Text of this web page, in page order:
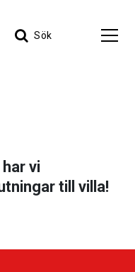
Sök
vi
till villa!